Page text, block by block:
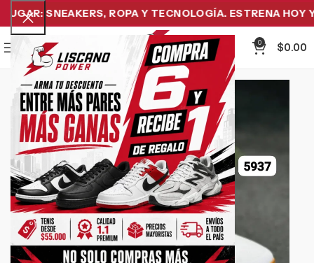
SNEAKERS, ROPA Y TECNOLOGÍA. ESTRENA HOY Y
Menu
0
$0.00
-21%